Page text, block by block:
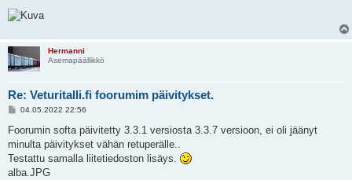
Hermanni
Asemapäällikkö
Re: Veturitalli.fi foorumim päivitykset.
V
e
t
i
04.05.2022 22:56
Foorumin softa päivitetty 3.3.1 versiosta 3.3.7 versioon, ei oli jäänyt
minulta päivitykset vähän retuperälle..
Testattu samalla liitetiedoston lisäys.
alba.JPG